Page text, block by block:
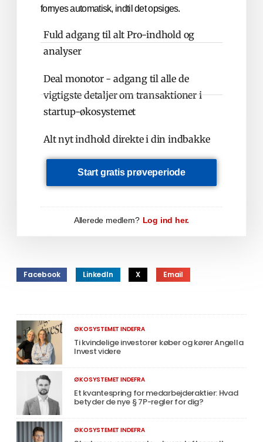
fornyes automatisk, indtil det opsiges.
Fuld adgang til alt Pro-indhold og
analyser
Deal monotor - adgang til alle de
vigtigste detaljer om transaktioner i
startup-økosystemet
Alt nyt indhold direkte i din indbakke
Start gratis prøveperiode
Allerede medlem? Log ind her.
Facebook LinkedIn X Email
ØKOSYSTEMET INDEFRA
Ti kvindelige investorer køber og kører Angella
Invest videre
ØKOSYSTEMET INDEFRA
Et kvantespring for medarbejderaktier: Hvad
betyder de nye § 7P-regler for dig?
ØKOSYSTEMET INDEFRA